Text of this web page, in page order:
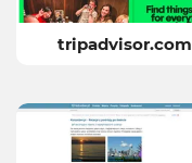
tripadvisor.com